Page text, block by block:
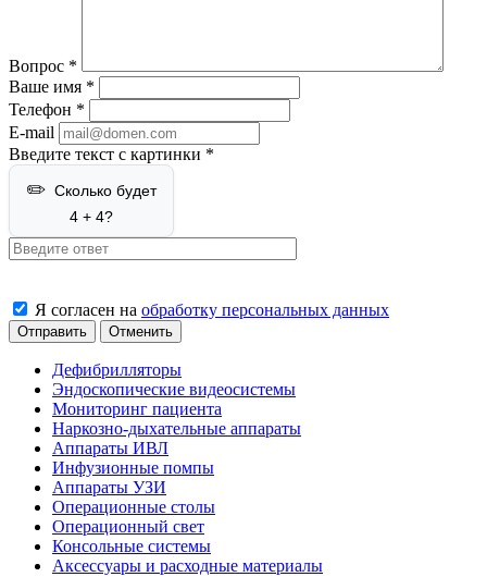
Вопрос *
Ваше имя *
Телефон *
E-mail
Введите текст с картинки *
Сколько будет
4 + 4?
Я согласен на обработку персональных данных
Отменить
Дефибрилляторы
Эндоскопические видеосистемы
Мониторинг пациента
Наркозно-дыхательные аппараты
Аппараты ИВЛ
Инфузионные помпы
Аппараты УЗИ
Операционные столы
Операционный свет
Консольные системы
Аксессуары и расходные материалы